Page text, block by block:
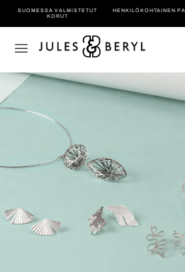
SUOMESSA VALMISTETUT
KORUT
HENKILÖ­KOHTAINEN